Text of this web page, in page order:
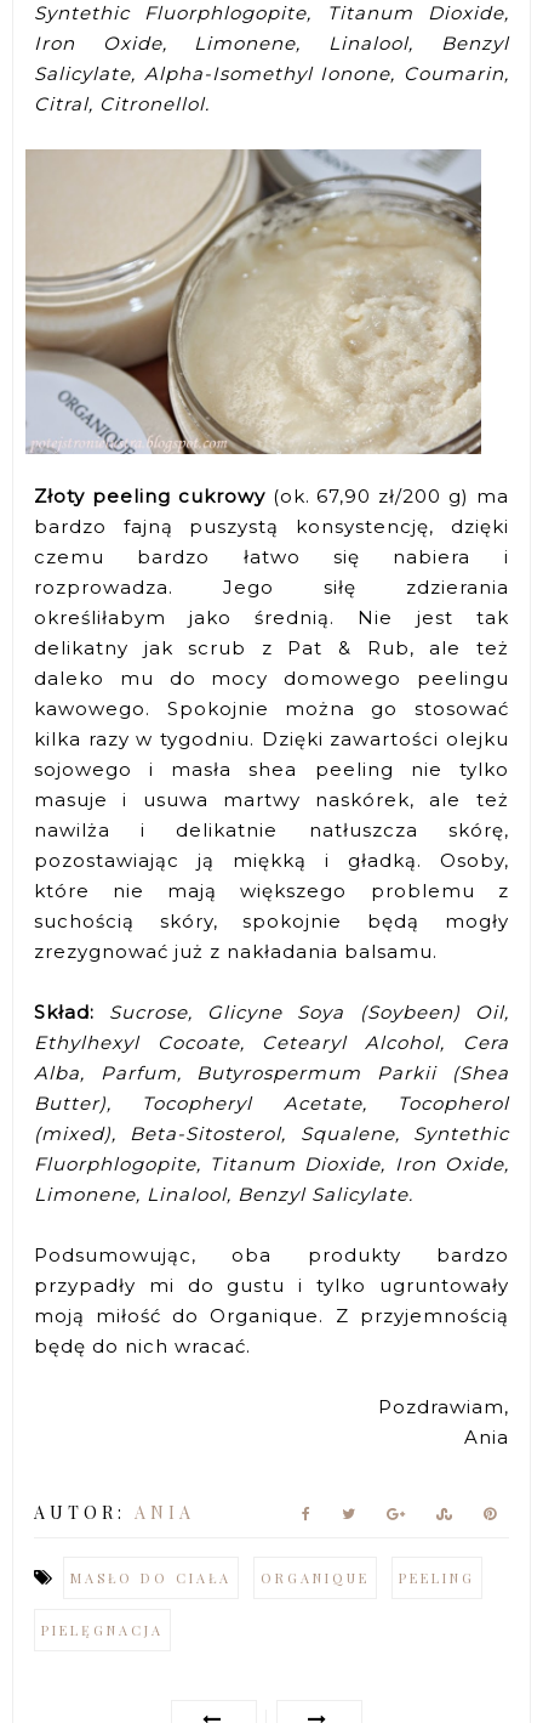
Syntethic Fluorphlogopite, Titanum Dioxide,
Iron Oxide, Limonene, Linalool, Benzyl
Salicylate, Alpha-Isomethyl Ionone, Coumarin,
Citral, Citronellol.
Złoty peeling cukrowy(ok. 67,90 zł/200 g) ma
bardzo fajną puszystą konsystencję, dzięki
czemu bardzo łatwo się nabiera i
rozprowadza. Jego siłę zdzierania
określiłabym jako średnią. Nie jest tak
delikatny jak scrub z Pat & Rub, ale też
daleko mu do mocy domowego peelingu
kawowego. Spokojnie można go stosować
kilka razy w tygodniu. Dzięki zawartości olejku
sojowego i masła shea peeling nie tylko
masuje i usuwa martwy naskórek, ale też
nawilża i delikatnie natłuszcza skórę,
pozostawiając ją miękką i gładką. Osoby,
które nie mają większego problemu z
suchością skóry, spokojnie będą mogły
zrezygnować już z nakładania balsamu.
Skład:
Sucrose, Glicyne Soya (Soybeen) Oil,
Ethylhexyl Cocoate, Cetearyl Alcohol, Cera
Alba, Parfum, Butyrospermum Parkii (Shea
Butter), Tocopheryl Acetate, Tocopherol
(mixed), Beta-Sitosterol, Squalene, Syntethic
Fluorphlogopite, Titanum Dioxide, Iron Oxide,
Limonene, Linalool, Benzyl Salicylate.
Podsumowując, oba produkty bardzo
przypadły mi do gustu i tylko ugruntowały
moją miłość do Organique. Z przyjemnością
będę do nich wracać.
Pozdrawiam,
Ania
AUTOR:ANIA
MASŁO DO CIAŁA ORGANIQUE PEELING
PIELĘGNACJA